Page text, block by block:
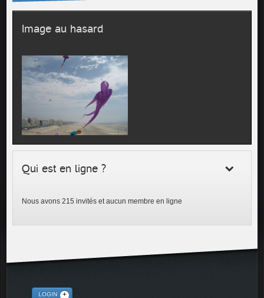
Image au hasard
Qui est en ligne ?
Nous avons 215 invités et aucun membre en ligne
LOGIN